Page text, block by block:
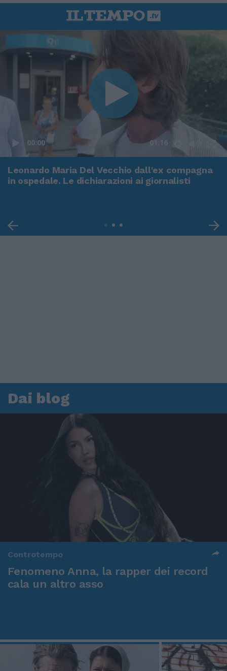
00:00 01:16
Leonardo Maria Del Vecchio dall'ex compagna
in ospedale. Le dichiarazioni ai giornalisti
Dai blog
Controtempo
Fenomeno Anna, la rapper dei record
cala un altro asso